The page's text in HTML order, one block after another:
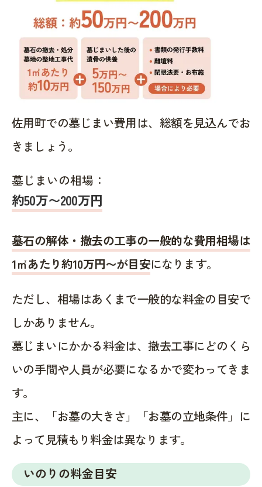
佐用町での墓じまい費用は、総額を見込んでお
きましょう。
墓じまいの相場：
約50万〜200万円
墓石の解体・撤去の工事の一般的な費用相場は
1㎡あたり約10万円〜が目安になります。
ただし、相場はあくまで一般的な料金の目安で
しかありません。
墓じまいにかかる料金は、撤去工事にどのくら
いの手間や人員が必要になるかで変わってきま
す。
主に、「お墓の大きさ」「お墓の立地条件」に
よって見積もり料金は異なります。
いのりの料金目安